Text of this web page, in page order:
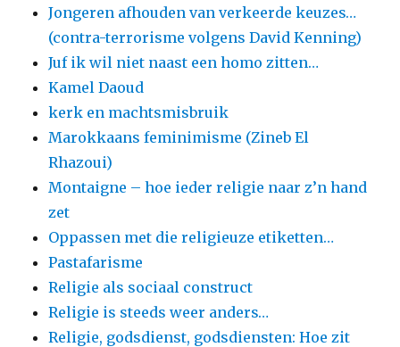
Jongeren afhouden van verkeerde keuzes…
(contra-terrorisme volgens David Kenning)
Juf ik wil niet naast een homo zitten…
Kamel Daoud
kerk en machtsmisbruik
Marokkaans feminimisme (Zineb El
Rhazoui)
Montaigne – hoe ieder religie naar z’n hand
zet
Oppassen met die religieuze etiketten…
Pastafarisme
Religie als sociaal construct
Religie is steeds weer anders…
Religie, godsdienst, godsdiensten: Hoe zit